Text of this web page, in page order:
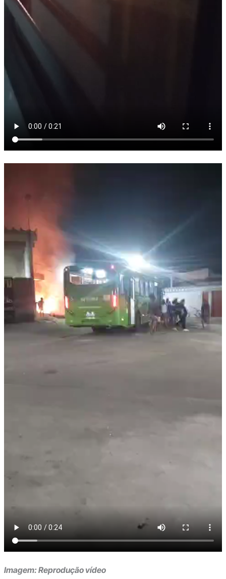
Imagem: Reprodução vídeo